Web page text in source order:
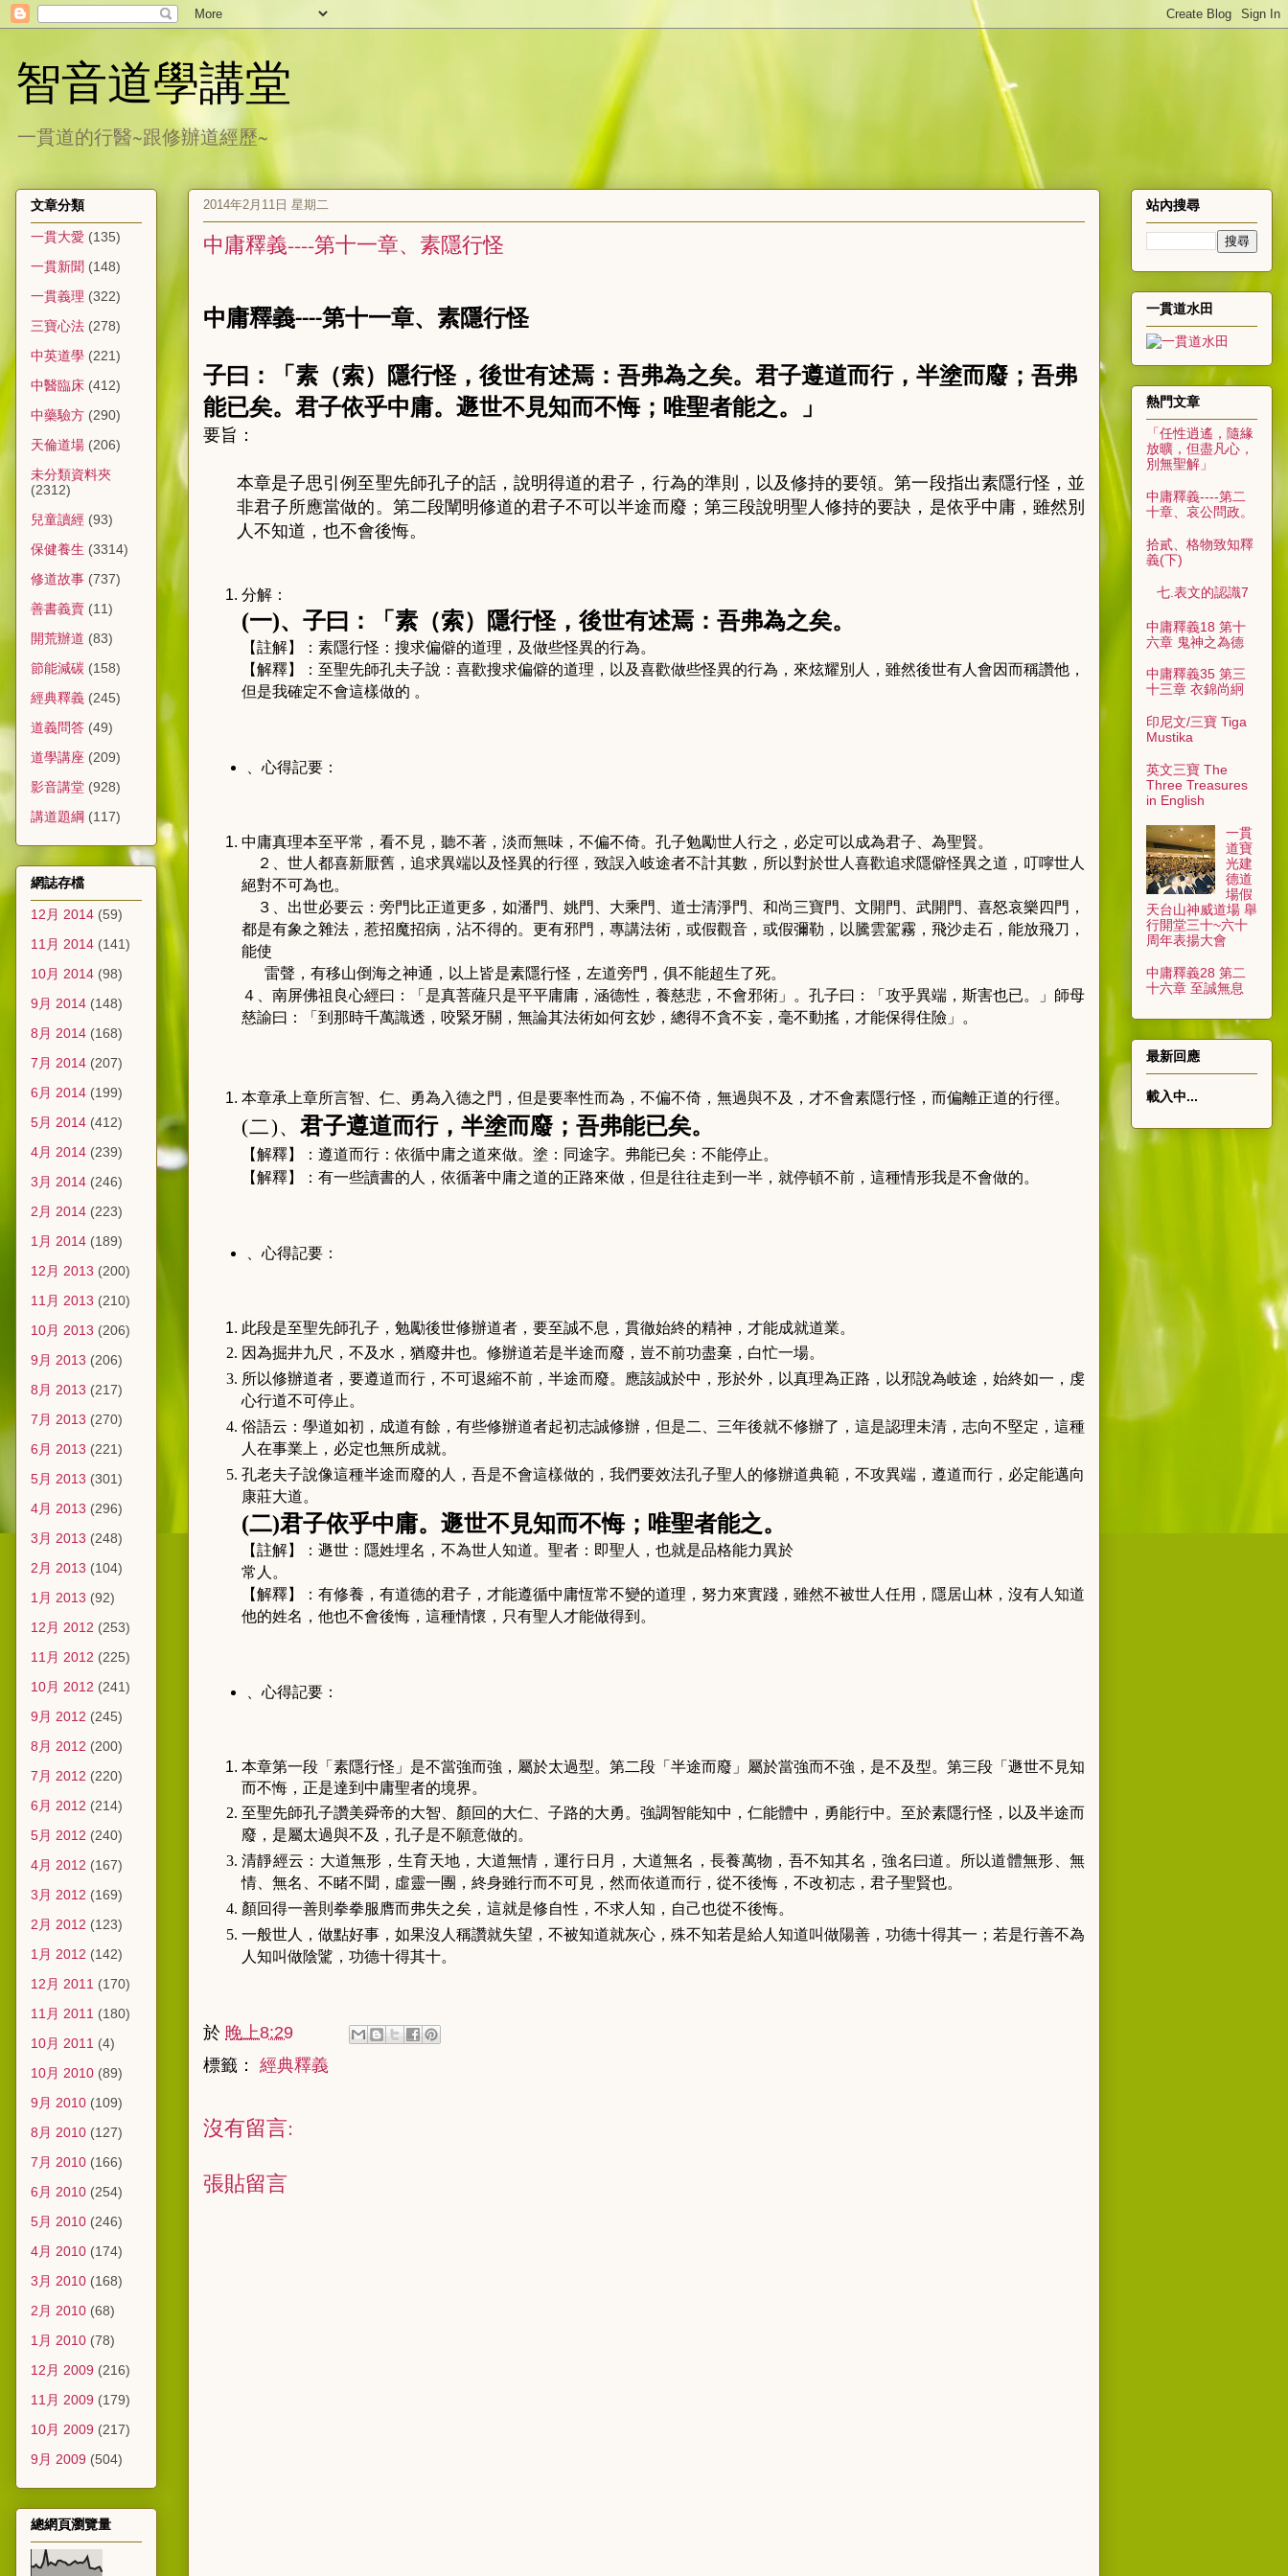
智音道學講堂
一貫道的行醫~跟修辦道經歷~
2014年2月11日 星期二
中庸釋義----第十一章、素隱行怪
中庸釋義----第十一章、素隱行怪
子曰：「素（索）隱行怪，後世有述焉：吾弗為之矣。君子遵道而行，半塗而廢；吾弗
能已矣。君子依乎中庸。遯世不見知而不悔；唯聖者能之。」
要旨：
本章是子思引例至聖先師孔子的話，說明得道的君子，行為的準則，以及修持的要領。第一段指出素隱行怪，並
非君子所應當做的。第二段闡明修道的君子不可以半途而廢；第三段說明聖人修持的要訣，是依乎中庸，雖然別
人不知道，也不會後悔。
分解：
(一)、子曰：「素（索）隱行怪，後世有述焉：吾弗為之矣。
【註解】：素隱行怪：搜求偏僻的道理，及做些怪異的行為。
【解釋】：至聖先師孔夫子說：喜歡搜求偏僻的道理，以及喜歡做些怪異的行為，來炫耀別人，雖然後世有人會因而稱讚他，
但是我確定不會這樣做的 。
、心得記要：
中庸真理本至平常，看不見，聽不著，淡而無味，不偏不倚。孔子勉勵世人行之，必定可以成為君子、為聖賢。
２、世人都喜新厭舊，追求異端以及怪異的行徑，致誤入岐途者不計其數，所以對於世人喜歡追求隱僻怪異之道，叮嚀世人
絕對不可為也。
３、出世必要云：旁門比正道更多，如潘門、姚門、大乘門、道士清淨門、和尚三寶門、文開門、武開門、喜怒哀樂四門，
都是有象之雜法，惹招魔招病，沾不得的。更有邪門，專講法術，或假觀音，或假彌勒，以騰雲駕霧，飛沙走石，能放飛刀，
能使
雷聲，有移山倒海之神通，以上皆是素隱行怪，左道旁門，俱不能超生了死。
４、南屏佛祖良心經曰：「是真菩薩只是平平庸庸，涵德性，養慈悲，不會邪術」。孔子曰：「攻乎異端，斯害也已。」師母
慈諭曰：「到那時千萬識透，咬緊牙關，無論其法術如何玄妙，總得不貪不妄，毫不動搖，才能保得住險」。
本章承上章所言智、仁、勇為入德之門，但是要率性而為，不偏不倚，無過與不及，才不會素隱行怪，而偏離正道的行徑。
(二)、君子遵道而行，半塗而廢；吾弗能已矣。
【解釋】：遵道而行：依循中庸之道來做。塗：同途字。弗能已矣：不能停止。
【解釋】：有一些讀書的人，依循著中庸之道的正路來做，但是往往走到一半，就停頓不前，這種情形我是不會做的。
、心得記要：
此段是至聖先師孔子，勉勵後世修辦道者，要至誠不息，貫徹始終的精神，才能成就道業。
因為掘井九尺，不及水，猶廢井也。修辦道若是半途而廢，豈不前功盡棄，白忙一場。
所以修辦道者，要遵道而行，不可退縮不前，半途而廢。應該誠於中，形於外，以真理為正路，以邪說為岐途，始終如一，虔
心行道不可停止。
俗語云：學道如初，成道有餘，有些修辦道者起初志誠修辦，但是二、三年後就不修辦了，這是認理未清，志向不堅定，這種
人在事業上，必定也無所成就。
孔老夫子說像這種半途而廢的人，吾是不會這樣做的，我們要效法孔子聖人的修辦道典範，不攻異端，遵道而行，必定能邁向
康莊大道。
(二)君子依乎中庸。遯世不見知而不悔；唯聖者能之。
【註解】：遯世：隱姓埋名，不為世人知道。聖者：即聖人，也就是品格能力異於
常人。
【解釋】：有修養，有道德的君子，才能遵循中庸恆常不變的道理，努力來實踐，雖然不被世人任用，隱居山林，沒有人知道
他的姓名，他也不會後悔，這種情懷，只有聖人才能做得到。
、心得記要：
本章第一段「素隱行怪」是不當強而強，屬於太過型。第二段「半途而廢」屬於當強而不強，是不及型。第三段「遯世不見知
而不悔，正是達到中庸聖者的境界。
至聖先師孔子讚美舜帝的大智、顏回的大仁、子路的大勇。強調智能知中，仁能體中，勇能行中。至於素隱行怪，以及半途而
廢，是屬太過與不及，孔子是不願意做的。
清靜經云：大道無形，生育天地，大道無情，運行日月，大道無名，長養萬物，吾不知其名，強名曰道。所以道體無形、無
情、無名、不睹不聞，虛靈一團，終身雖行而不可見，然而依道而行，從不後悔，不改初志，君子聖賢也。
顏回得一善則拳拳服膺而弗失之矣，這就是修自性，不求人知，自己也從不後悔。
一般世人，做點好事，如果沒人稱讚就失望，不被知道就灰心，殊不知若是給人知道叫做陽善，功德十得其一；若是行善不為
人知叫做陰騭，功德十得其十。
於 晚上8:29
標籤： 經典釋義
沒有留言:
張貼留言
文章分類
一貫大愛 (135)
一貫新聞 (148)
一貫義理 (322)
三寶心法 (278)
中英道學 (221)
中醫臨床 (412)
中藥驗方 (290)
天倫道場 (206)
未分類資料夾
(2312)
兒童讀經 (93)
保健養生 (3314)
修道故事 (737)
善書義賣 (11)
開荒辦道 (83)
節能減碳 (158)
經典釋義 (245)
道義問答 (49)
道學講座 (209)
影音講堂 (928)
講道題綱 (117)
網誌存檔
12月 2014 (59)
11月 2014 (141)
10月 2014 (98)
9月 2014 (148)
8月 2014 (168)
7月 2014 (207)
6月 2014 (199)
5月 2014 (412)
4月 2014 (239)
3月 2014 (246)
2月 2014 (223)
1月 2014 (189)
12月 2013 (200)
11月 2013 (210)
10月 2013 (206)
9月 2013 (206)
8月 2013 (217)
7月 2013 (270)
6月 2013 (221)
5月 2013 (301)
4月 2013 (296)
3月 2013 (248)
2月 2013 (104)
1月 2013 (92)
12月 2012 (253)
11月 2012 (225)
10月 2012 (241)
9月 2012 (245)
8月 2012 (200)
7月 2012 (220)
6月 2012 (214)
5月 2012 (240)
4月 2012 (167)
3月 2012 (169)
2月 2012 (123)
1月 2012 (142)
12月 2011 (170)
11月 2011 (180)
10月 2011 (4)
10月 2010 (89)
9月 2010 (109)
8月 2010 (127)
7月 2010 (166)
6月 2010 (254)
5月 2010 (246)
4月 2010 (174)
3月 2010 (168)
2月 2010 (68)
1月 2010 (78)
12月 2009 (216)
11月 2009 (179)
10月 2009 (217)
9月 2009 (504)
總網頁瀏覽量
站內搜尋
一貫道水田
熱門文章
「任性逍遙，隨緣
放曠，但盡凡心，
別無聖解」
中庸釋義----第二
十章、哀公問政。
拾貳、格物致知釋
義(下)
七.表文的認識7
中庸釋義18 第十
六章 鬼神之為德
中庸釋義35 第三
十三章 衣錦尚絅
印尼文/三寶 Tiga
Mustika
英文三寶 The
Three Treasures
in English
一貫
道寶
光建
德道
場假
天台山神威道場 舉
行開堂三十~六十
周年表揚大會
中庸釋義28 第二
十六章 至誠無息
最新回應
載入中...